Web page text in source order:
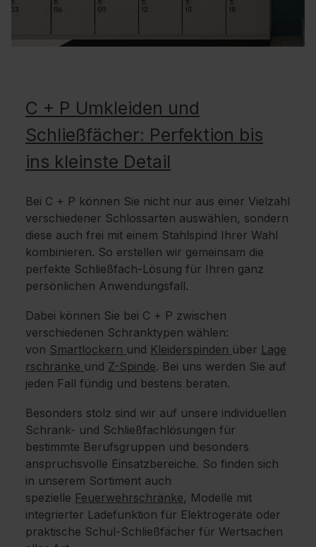
C + P Umkleiden und
Schließfächer: Perfektion bis
ins kleinste Detail
Bei C + P können Sie nicht nur aus einer Vielzahl
verschiedener Schlossarten auswählen, sondern
diese auch frei mit einem Stahlspind Ihrer Wahl
kombinieren. So erstellen wir gemeinsam die
perfekte Schließfach-Lösung für Ihren ganz
persönlichen Anwendungsfall.
Dabei können Sie bei C + P zwischen
verschiedenen Schranktypen wählen:
von Smartlockern und Kleiderspinden über Lage
rschränke und Z-Spinde. Bei uns werden Sie auf
jeden Fall fündig und bestens beraten.
Besonders stolz sind wir auf unsere individuellen
Schrank- und Schließfachlösungen für
bestimmte Berufsgruppen und besonders
anspruchsvolle Einsatzbereiche. So finden sich
in unserem Sortiment auch
spezielle Feuerwehrschränke, Modelle mit
integrierter Ladefunktion für Elektrogeräte oder
praktische Schul-Schließfächer für Wertsachen